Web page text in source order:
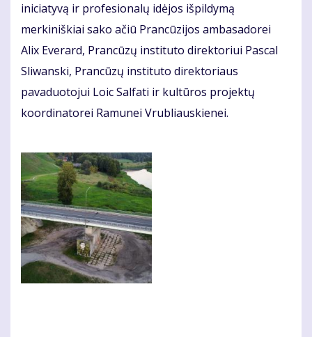
iniciatyvą ir profesionalų idėjos išpildymą
merkiniškiai sako ačiū Prancūzijos ambasadorei
Alix Everard, Prancūzų instituto direktoriui Pascal
Sliwanski, Prancūzų instituto direktoriaus
pavaduotojui Loic Salfati ir kultūros projektų
koordinatorei Ramunei Vrubliauskienei.